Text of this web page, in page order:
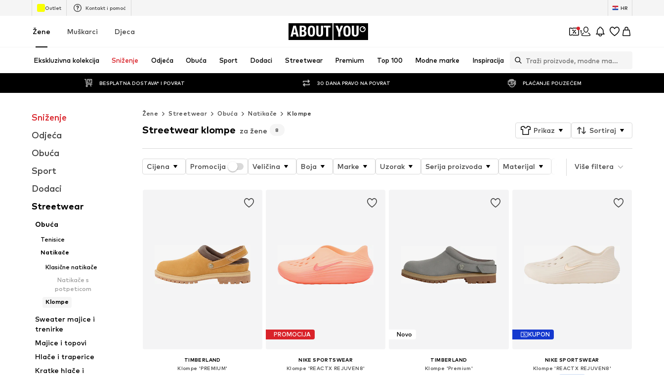
Outlet Kontakt i pomoć HR
Žene Muškarci Djeca ABOUT YOU 1
Ekskluzivna kolekcija Sniženje Odjeća Obuća Sport Dodaci Streetwear Premium Top 100 Modne marke Inspiracija
BESPLATNA DOSTAVA* I POVRAT 30 DANA PRAVO NA POVRAT PLAĆANJE POUZEĆEM
Sniženje
Odjeća
Obuća
Sport
Dodaci
Streetwear
Obuća
Tenisice
Natikače
Klasične natikače
Natikače s
potpeticom
Klompe
Sweater majice i
trenirke
Majice i topovi
Hlače i traperice
Kratke hlače i
Žene Streetwear Obuća Natikače Klompe
Streetwear klompe za žene 8 Prikaz Sortiraj
Cijena Promocija Veličina Boja Marke Uzorak Serija proizvoda Materijal Vrsta potpetice
Više filtera
TIMBERLAND
Klompe 'PREMIUM'
PROMOCIJA
NIKE SPORTSWEAR
Klompe 'REACTX REJUVEN8'
Novo
TIMBERLAND
Klompe 'Premium'
KUPON
NIKE SPORTSWEAR
Klompe 'REACTX REJUVEN8'